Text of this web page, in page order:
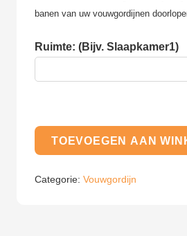
banen van uw vouwgordijnen
Ruimte: (Bijv. Slaapkamer1)
TOEVOEGEN AAN
Categorie: Vouwgordijn